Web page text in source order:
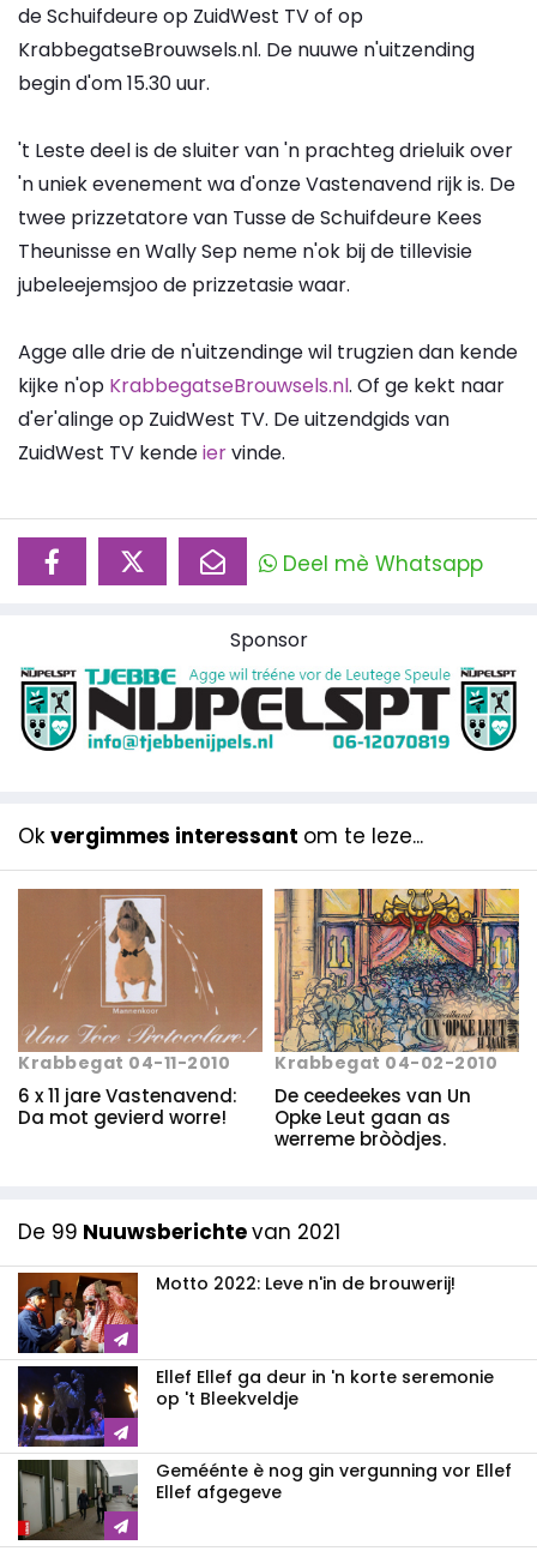
de Schuifdeure op ZuidWest TV of op
KrabbegatseBrouwsels.nl. De nuuwe n'uitzending
begin d'om 15.30 uur.
't Leste deel is de sluiter van 'n prachteg drieluik over
'n uniek evenement wa d'onze Vastenavend rijk is. De
twee prizzetatore van Tusse de Schuifdeure Kees
Theunisse en Wally Sep neme n'ok bij de tillevisie
jubeleejemsjoo de prizzetasie waar.
Agge alle drie de n'uitzendinge wil trugzien dan kende
kijke n'op KrabbegatseBrouwsels.nl. Of ge kekt naar
d'er'alinge op ZuidWest TV. De uitzendgids van
ZuidWest TV kendeiervinde.
Deel mè Whatsapp
Sponsor
Ok vergimmes interessant om te leze...
Krabbegat 04-11-2010
6 x 11 jare Vastenavend:
Da mot gevierd worre!
Krabbegat 04-02-2010
De ceedeekes van Un
Opke Leut gaan as
werreme bròòdjes.
De 99 Nuuwsberichtevan 2021
Motto 2022: Leve n'in de brouwerij!
Ellef Ellef ga deur in 'n korte seremonie
op 't Bleekveldje
Geméénte è nog gin vergunning vor Ellef
Ellef afgegeve